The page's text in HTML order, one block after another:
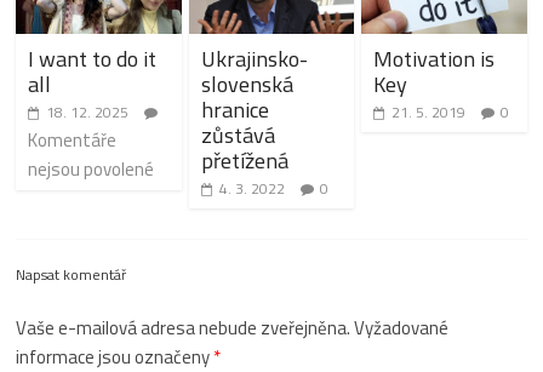
I want to do it
all
18. 12. 2025
Komentáře
nejsou povolené
Ukrajinsko-
slovenská
hranice
zůstává
přetížená
4. 3. 2022 0
Motivation is
Key
21. 5. 2019 0
Napsat komentář
Vaše e-mailová adresa nebude zveřejněna.Vyžadované
informace jsou označeny*